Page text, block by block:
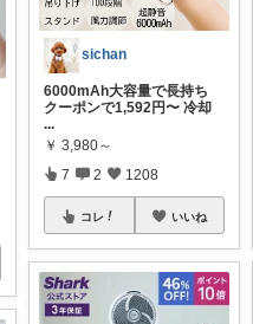
sichan
6000mAh大容量で長持ち
クーポンで1,592円〜 冷却
...
￥ 3,980～
7 2 1208
コレ いいね